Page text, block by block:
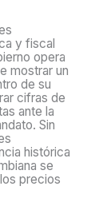
y fiscal
opera
mostrar un
de su
cifras de
ante la
Sin
histórica
se
precios